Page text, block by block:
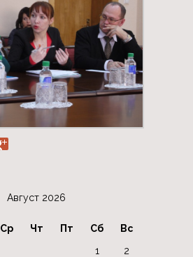
Август 2026
Ср Чт Пт Сб
Вс
1
2